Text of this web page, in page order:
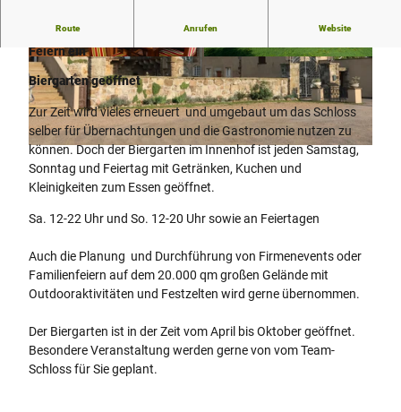
© Schloss Petershagen GmbH |CC-BY-NC-SA
© Schloss Petershagen GmbH |
CC-BY-NC-SA
© Schloss Petershagen |CC-BY-NC-SA
Route Anrufen Website
Das Schloss Petershagen lädt zum Verweilen, Tagen oder
Feiern ein
Biergarten geöffnet
Zur Zeit wird vieles erneuert und umgebaut um das Schloss
selber für Übernachtungen und die Gastronomie nutzen zu
können. Doch der Biergarten im Innenhof ist jeden Samstag,
Sonntag und Feiertag mit Getränken, Kuchen und
Kleinigkeiten zum Essen geöffnet.
Sa. 12-22 Uhr und So. 12-20 Uhr sowie an Feiertagen
Auch die Planung und Durchführung von Firmenevents oder
Familienfeiern auf dem 20.000 qm großen Gelände mit
Outdooraktivitäten und Festzelten wird gerne übernommen.
Der Biergarten ist in der Zeit vom April bis Oktober geöffnet.
Besondere Veranstaltung werden gerne von vom Team-
Schloss für Sie geplant.